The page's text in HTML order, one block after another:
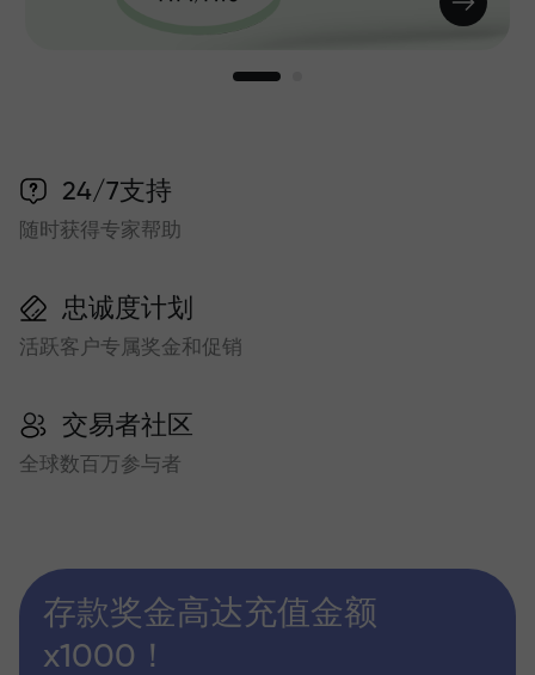
24/7支持
随时获得专家帮助
忠诚度计划
活跃客户专属奖金和促销
交易者社区
全球数百万参与者
存款奖金高达充值金额
x1000！